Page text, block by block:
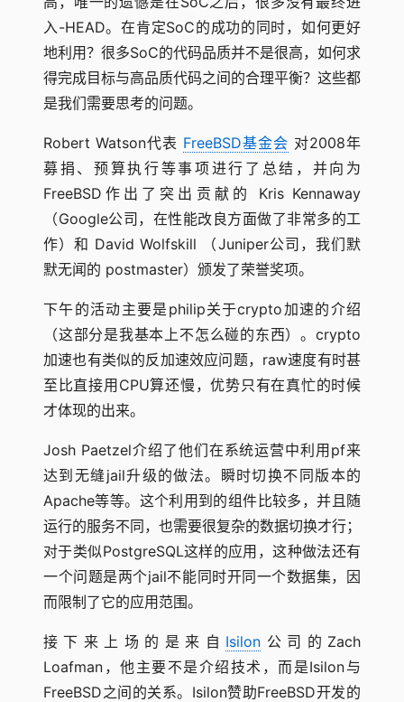
入-HEAD。在肯定SoC的成功的同时，如何更好
地利用？很多SoC的代码品质并不是很高，如何求
得完成目标与高品质代码之间的合理平衡？这些都
是我们需要思考的问题。
Robert Watson代表 FreeBSD基金会 对2008年
募捐、预算执行等事项进行了总结，并向为
FreeBSD作出了突出贡献的 Kris Kennaway
（Google公司，在性能改良方面做了非常多的工
作）和 David Wolfskill （Juniper公司，我们默
默无闻的 postmaster）颁发了荣誉奖项。
下午的活动主要是philip关于crypto加速的介绍
（这部分是我基本上不怎么碰的东西）。crypto
加速也有类似的反加速效应问题，raw速度有时甚
至比直接用CPU算还慢，优势只有在真忙的时候
才体现的出来。
Josh Paetzel介绍了他们在系统运营中利用pf来
达到无缝jail升级的做法。瞬时切换不同版本的
Apache等等。这个利用到的组件比较多，并且随
运行的服务不同，也需要很复杂的数据切换才行；
对于类似PostgreSQL这样的应用，这种做法还有
一个问题是两个jail不能同时开同一个数据集，因
而限制了它的应用范围。
接下来上场的是来自 Isilon 公司的Zach
Loafman，他主要不是介绍技术，而是Isilon与
FreeBSD之间的关系。Isilon赞助FreeBSD开发的